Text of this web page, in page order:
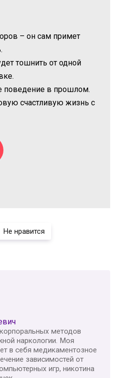
– он сам примет
тошнить от одной
поведение в прошлом.
счастливую жизнь с
Не нравится
методов
наркологии. Моя
в себя медикаментозное
зависимостей от
игр, никотина